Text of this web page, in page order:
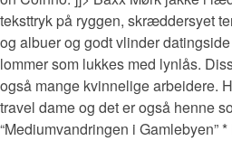
teksttryk på ryggen, skræddersyet
og albuer og godt vlinder
lommer som lukkes med lynlås.
også mange kvinnelige arbeidere.
travel dame og det er også henne
“Mediumvandringen i Gamlebyen”